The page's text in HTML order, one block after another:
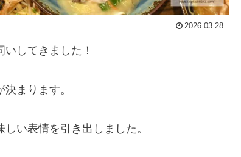
2026.03.28
してきました！
まります。
い表情を引き出しました。